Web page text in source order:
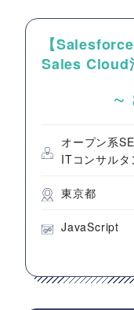
【
Sales Cloud
~
オープン系
ITコンサルタ
東京都
JavaScript